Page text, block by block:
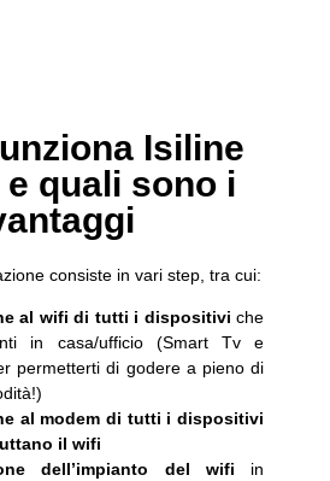
Isiline
quali sono i
consiste in vari step, tra cui:
al wifi di tutti i dispositivi che
in casa/ufficio (Smart Tv e
permetterti di godere a pieno di
al modem di tutti i dispositivi
il wifi
dell’impianto del wifi in